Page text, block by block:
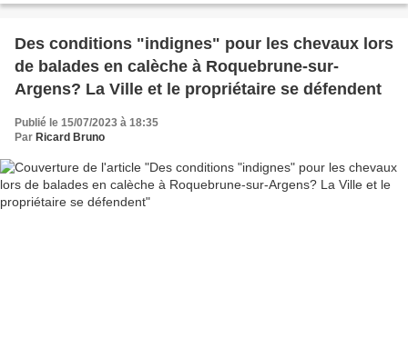
Des conditions "indignes" pour les chevaux lors
de balades en calèche à Roquebrune-sur-
Argens? La Ville et le propriétaire se défendent
Publié le 15/07/2023 à 18:35
Par Ricard Bruno